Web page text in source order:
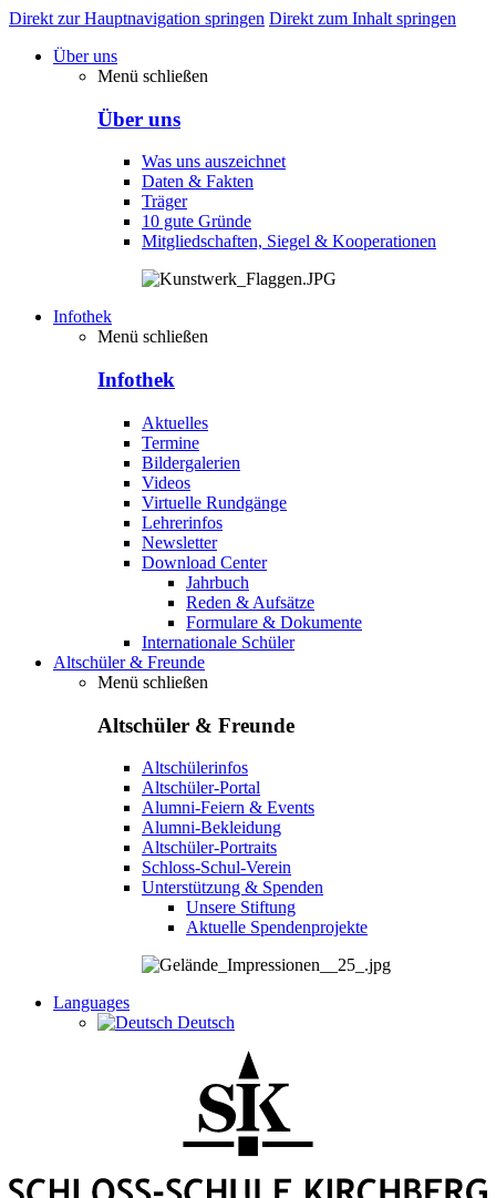
Direkt zur Hauptnavigation springen Direkt zum Inhalt springen
Über uns
Menü schließen
Über uns
Was uns auszeichnet
Daten & Fakten
Träger
10 gute Gründe
Mitgliedschaften, Siegel & Kooperationen
Infothek
Menü schließen
Infothek
Aktuelles
Termine
Bildergalerien
Videos
Virtuelle Rundgänge
Lehrerinfos
Newsletter
Download Center
Jahrbuch
Reden & Aufsätze
Formulare & Dokumente
Internationale Schüler
Altschüler & Freunde
Menü schließen
Altschüler & Freunde
Altschülerinfos
Altschüler-Portal
Alumni-Feiern & Events
Alumni-Bekleidung
Altschüler-Portraits
Schloss-Schul-Verein
Unterstützung & Spenden
Unsere Stiftung
Aktuelle Spendenprojekte
Languages
Deutsch